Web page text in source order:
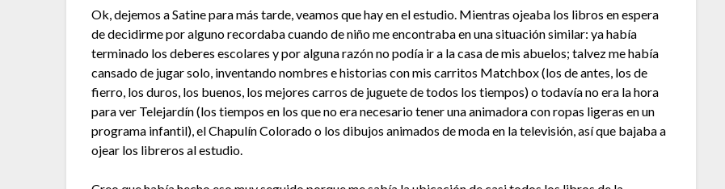
Ok, dejemos a Satine para más tarde, veamos que hay en el estudio. Mientras ojeaba los libros en espera
de decidirme por alguno recordaba cuando de niño me encontraba en una situación similar: ya había
terminado los deberes escolares y por alguna razón no podía ir a la casa de mis abuelos; talvez me había
cansado de jugar solo, inventando nombres e historias con mis carritos Matchbox (los de antes, los de
fierro, los duros, los buenos, los mejores carros de juguete de todos los tiempos) o todavía no era la hora
para ver Telejardín (los tiempos en los que no era necesario tener una animadora con ropas ligeras en un
programa infantil), el Chapulín Colorado o los dibujos animados de moda en la televisión, así que bajaba a
ojear los libreros al estudio.